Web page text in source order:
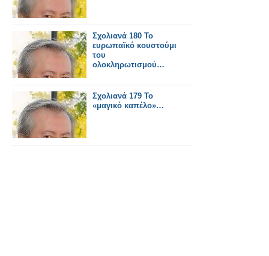
Σχολιανά 180 Το
ευρωπαϊκό κουστούμι
του
ολοκληρωτισμού…
Σχολιανά 179 Το
«μαγικό καπέλο»…